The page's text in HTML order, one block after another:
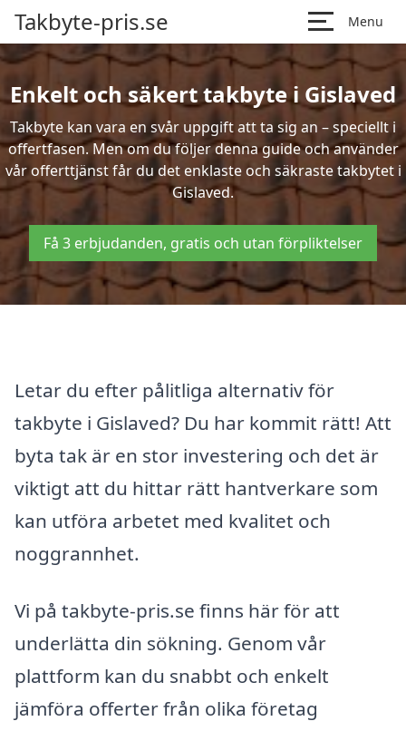
Takbyte-pris.se Menu
Enkelt och säkert takbyte i Gislaved
Takbyte kan vara en svår uppgift att ta sig an – speciellt i
offertfasen. Men om du följer denna guide och använder
vår offerttjänst får du det enklaste och säkraste takbytet i
Gislaved.
Få 3 erbjudanden, gratis och utan förpliktelser
Letar du efter pålitliga alternativ för
takbyte i Gislaved? Du har kommit rätt! Att
byta tak är en stor investering och det är
viktigt att du hittar rätt hantverkare som
kan utföra arbetet med kvalitet och
noggrannhet.
Vi på takbyte-pris.se finns här för att
underlätta din sökning. Genom vår
plattform kan du snabbt och enkelt
jämföra offerter från olika företag